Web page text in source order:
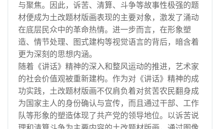
与聚焦。因此，诉苦、清算、斗争等故事性极强的题
材便成为土改题材版画表现的主要对象，激发了涌动
在底层民众中的革命热情。进一步而言，在形象塑
造、情节处理、图式建构等视觉语言的背后，暗含着
更为深刻的思想内涵。
随着《讲话》精神的深入和整风运动的推进，艺术家
的社会价值观被重新建构。作为对《讲话》精神的成
功实践，土改题材版画不仅肩负着对贫苦农民翻身成
为国家主人的身份确认与宣传，而且通过干部、工作
队等形象的塑造体现了共产党的领导地位。以诉苦说